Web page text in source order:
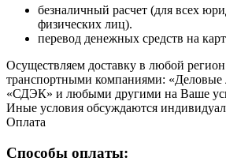
безналичный расчет (для всех
физических лиц).
перевод денежных средств на
Осуществляем доставку в любой
транспортными компаниями:
«СДЭК» и любыми другими на Ваше
Иные условия обсуждаются
Оплата
Способы оплаты: